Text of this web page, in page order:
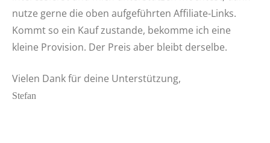
nutze gerne die oben aufgeführten Affiliate-Links.
Kommt so ein Kauf zustande, bekomme ich eine
kleine Provision. Der Preis aber bleibt derselbe.
Vielen Dank für deine Unterstützung,
Stefan